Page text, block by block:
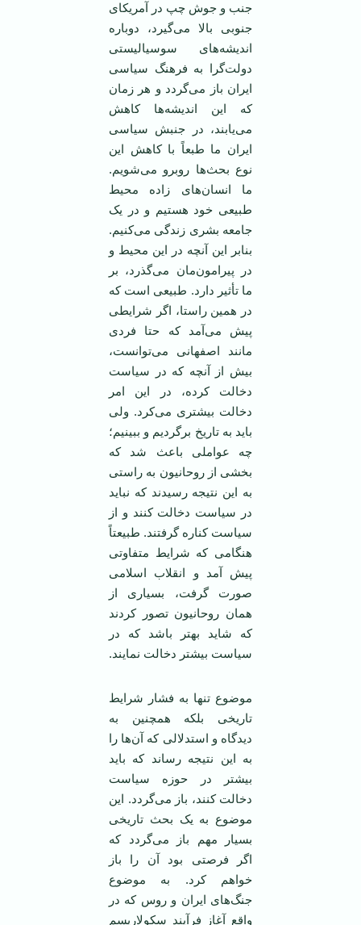
جنب و جوش چپ در آمریکای
جنوبی بالا می‌گیرد، دوباره
اندیشه‌های سوسیالیستی
دولت‌گرا به فرهنگ سیاسی
ایران باز می‌گردد و هر زمان
که این اندیشه‌ها کاهش
می‌یابند، در جنبش سیاسی
ایران ما طبعاً با کاهش این
نوع بحث‌ها روبرو می‌شویم.
ما انسان‌های ‌زاده محیط
طبیعی خود هستیم و در یک
جامعه بشری زندگی می‌کنیم.
بنابر این آنچه در این محیط و
در پیرامون‌مان می‌گذرد، بر
ما تأثیر دارد. طبیعی است که
در همین راستا، اگر شرایطی
پیش می‌آمد که حتا فردی
مانند اصفهانی می‌توانست،
بیش از آنچه که در سیاست
دخالت کرده، در این امر
دخالت بیشتری می‌کرد. ولی
باید به تاریخ برگردیم و ببینیم؛
چه عواملی باعث شد که
بخشی از روحانیون به راستی
به این نتیجه رسیدند که نباید
در سیاست دخالت کنند و از
سیاست کناره گرفتند. طبیعتاً
هنگامی که شرایط متفاوتی
پیش آمد و انقلاب اسلامی
صورت گرفت، بسیاری از‌‌‌
همان روحانیون تصور کردند
که شاید بهتر باشد که در
سیاست بیشتر دخالت نمایند.
موضوع تنها به فشار شرایط
تاریخی بلکه همچنین به
دیدگاه و استدلالی که آن‌ها را
به این نتیجه رساند که باید
بیشتر در حوزه سیاست
دخالت کنند، باز می‌گردد. این
موضوع به یک بحث تاریخی
بسیار مهم باز می‌گردد که
اگر فرصتی بود آن را باز
خواهم کرد. به موضوع
جنگ‌های ایران و روس که در
واقع آغاز فرآیند سکولاریسم